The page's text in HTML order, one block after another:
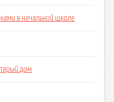
в начальной школе
дом